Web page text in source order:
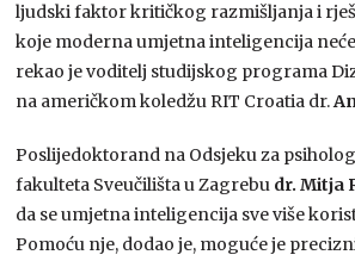
ljudski faktor kritičkog razmišljanja i
koje moderna umjetna inteligencija
rekao je voditelj studijskog programa
na američkom koledžu RIT Croatia dr.
Poslijedoktorand na Odsjeku za
fakulteta Sveučilišta u Zagrebu dr. Mitja
da se umjetna inteligencija sve više
Pomoću nje, dodao je, moguće je